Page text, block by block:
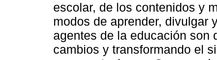
escolar, de los contenidos y
modos de aprender, divulgar
agentes de la educación son
cambios y transformando el